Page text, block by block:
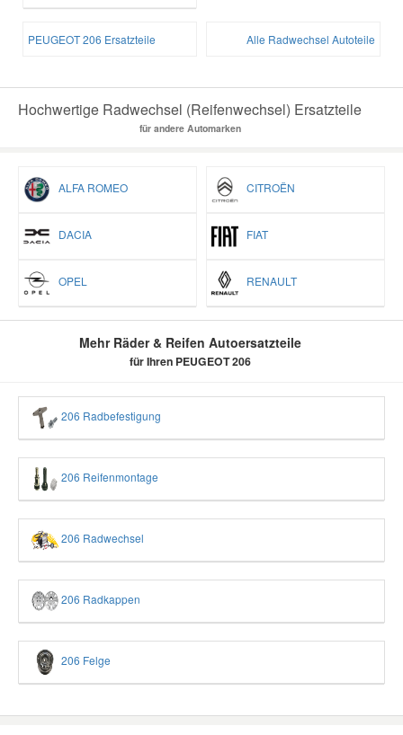
PEUGEOT 206 Ersatzteile Alle Radwechsel Autoteile
Hochwertige Radwechsel (Reifenwechsel) Ersatzteile
für andere Automarken
ALFA ROMEO CITROËN
DACIA FIAT
OPEL RENAULT
Mehr Räder & Reifen Autoersatzteile
für Ihren PEUGEOT 206
206 Radbefestigung
206 Reifenmontage
206 Radwechsel
206 Radkappen
206 Felge